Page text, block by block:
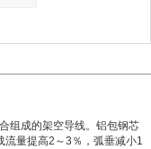
组成的架空导线。铝包钢芯
流量提高2～3％，弧垂减小1